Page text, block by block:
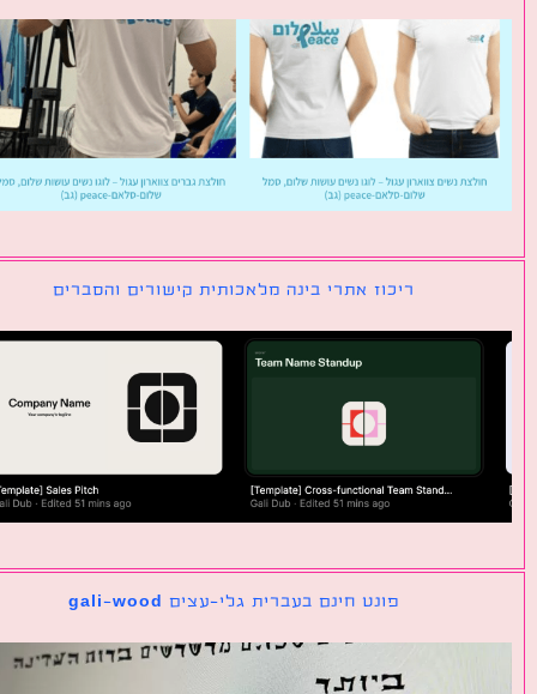
ריכוז אתרי בינה מלאכותית קישורים והסברים
פונט חינם בעברית גלי-עצים gali-wood